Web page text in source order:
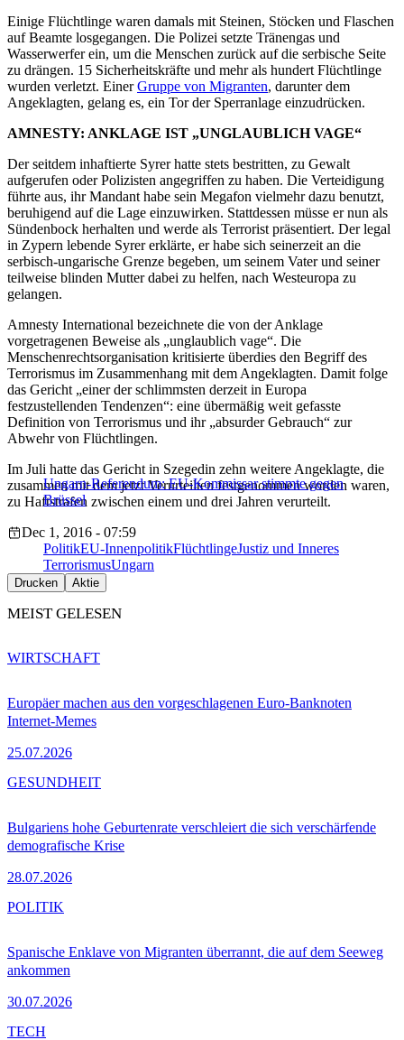
Einige Flüchtlinge waren damals mit Steinen, Stöcken und Flaschen
auf Beamte losgegangen. Die Polizei setzte Tränengas und
Wasserwerfer ein, um die Menschen zurück auf die serbische Seite
zu drängen. 15 Sicherheitskräfte und mehr als hundert Flüchtlinge
wurden verletzt. EinerGruppe von Migranten, darunter dem
Angeklagten, gelang es, ein Tor der Sperranlage einzudrücken.
AMNESTY: ANKLAGE IST „UNGLAUBLICH VAGE“
Der seitdem inhaftierte Syrer hatte stets bestritten, zu Gewalt
aufgerufen oder Polizisten angegriffen zu haben. Die Verteidigung
führte aus, ihr Mandant habe sein Megafon vielmehr dazu benutzt,
beruhigend auf die Lage einzuwirken. Stattdessen müsse er nun als
Sündenbock herhalten und werde als Terrorist präsentiert. Der legal
in Zypern lebende Syrer erklärte, er habe sich seinerzeit an die
serbisch-ungarische Grenze begeben, um seinem Vater und seiner
teilweise blinden Mutter dabei zu helfen, nach Westeuropa zu
gelangen.
Amnesty International bezeichnete die von der Anklage
vorgetragenen Beweise als „unglaublich vage“. Die
Menschenrechtsorganisation kritisierte überdies den Begriff des
Terrorismus im Zusammenhang mit dem Angeklagten. Damit folge
das Gericht „einer der schlimmsten derzeit in Europa
festzustellenden Tendenzen“: eine übermäßig weit gefasste
Definition von Terrorismus und ihr „absurder Gebrauch“ zur
Abwehr von Flüchtlingen.
Ungarn-Referendum: EU-Kommissar stimmte gegen
Brüssel
Im Juli hatte das Gericht in Szegedin zehn weitere Angeklagte, die
zusammen mit dem jetzt Verurteilten festgenommen worden waren,
zu Haftstrafen zwischen einem und drei Jahren verurteilt.
Dec 1, 2016 - 07:59
PolitikEU-InnenpolitikFlüchtlingeJustiz und Inneres
TerrorismusUngarn
Drucken Aktie
MEIST GELESEN
Europäer machen aus den vorgeschlagenen Euro-Banknoten
Internet-Memes
25.07.2026
WIRTSCHAFT
Bulgariens hohe Geburtenrate verschleiert die sich verschärfende
demografische Krise
28.07.2026
GESUNDHEIT
Spanische Enklave von Migranten überrannt, die auf dem Seeweg
ankommen
30.07.2026
POLITIK
TECH